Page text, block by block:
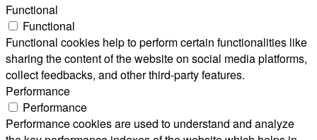
Functional
Functional
Functional cookies help to perform certain functionalities like
sharing the content of the website on social media platforms,
collect feedbacks, and other third-party features.
Performance
Performance
Performance cookies are used to understand and analyze